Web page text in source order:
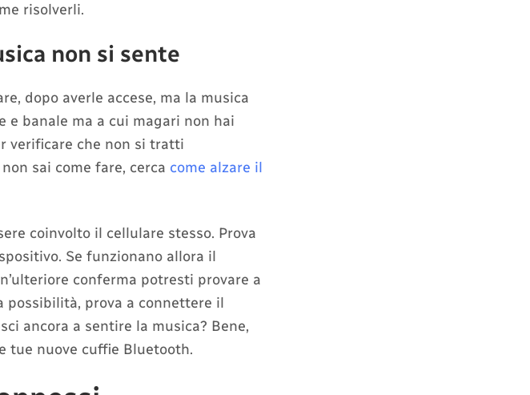
risolverli.
non si sente
dopo averle accese, ma la musica
e banale ma a cui magari non hai
verificare che non si tratti
sai come fare, cerca come alzare il
coinvolto il cellulare stesso. Prova
Se funzionano allora il
conferma potresti provare a
possibilità, prova a connettere il
ancora a sentire la musica? Bene,
tue nuove cuffie Bluetooth.